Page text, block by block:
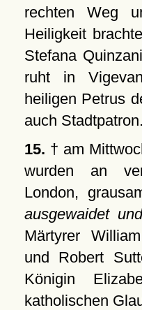
rechten Weg
Heiligkeit
Stefana
ruht in
heiligen Petrus
auch Stadtpatron.
15. † am
wurden an
London,
ausgewaidet
Märtyrer
und Robert
Königin
katholischen